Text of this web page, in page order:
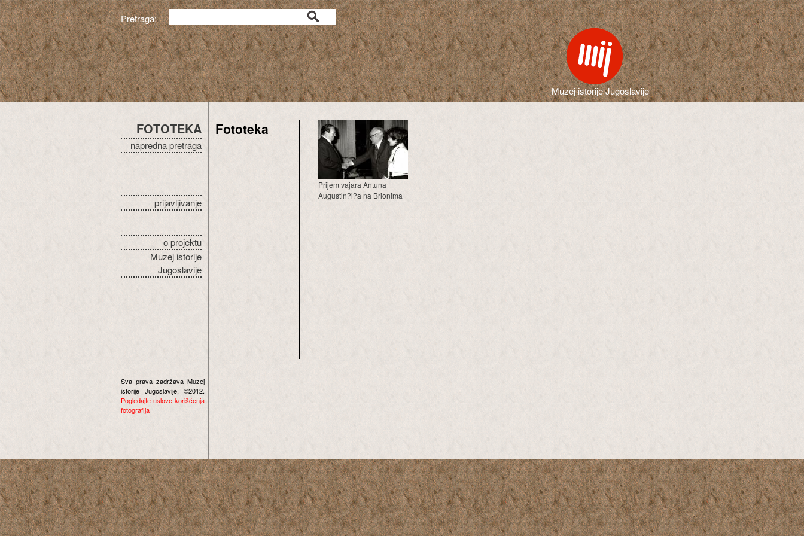
Pretraga:
Muzej istorije Jugoslavije
FOTOTEKA
napredna pretraga
prijavljivanje
o projektu
Muzej istorije
Jugoslavije
Sva prava zadržava Muzej
istorije Jugoslavije, ©2012.
Pogledajte uslove korišćenja
fotografija
Fototeka
Prijem vajara Antuna
Augustin?i?a na Brionima